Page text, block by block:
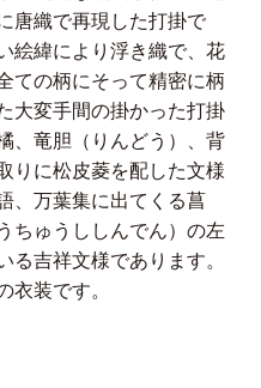
唐織で再現した打掛で
絵緯により浮き織で、花
ての柄にそって精密に柄
大変手間の掛かった打掛
、竜胆（りんどう）、背
りに松皮菱を配した文様
、万葉集に出てくる菖
ちゅうししんでん）の左
る吉祥文様であります。
衣装です。